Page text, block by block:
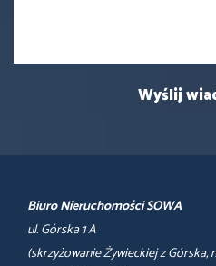
Biuro Nieruchomości SOWA
ul. Górska 1 A
(skrzyżowanie Żywieckiej z Górska,